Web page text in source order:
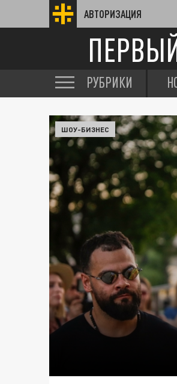
АВТОРИЗАЦИЯ
РУБРИКИ
ШОУ-БИЗНЕС